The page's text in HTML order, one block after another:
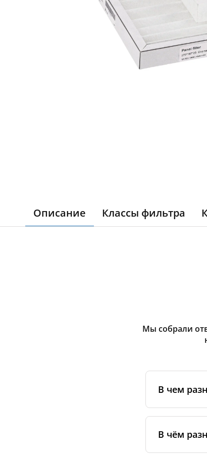
Описание Классы фильтра
Мы собрали
В чем
упаковке.
В чём